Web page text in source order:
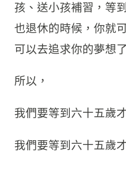
孩、送小孩補習，等
也退休的時候，你就
可以去追求你的夢想了
所以，
我們要等到六十五歲
我們要等到六十五歲